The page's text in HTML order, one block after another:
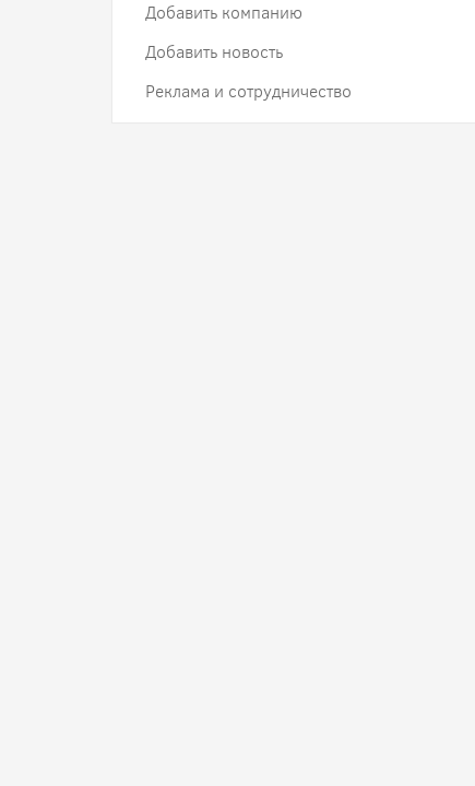
Добавить компанию
Добавить новость
Реклама и сотрудничество